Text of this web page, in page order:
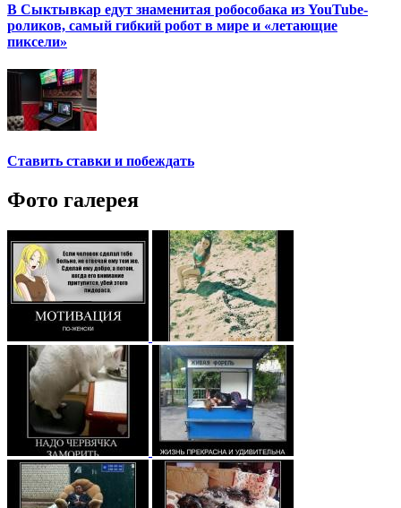
В Сыктывкар едут знаменитая робособака из YouTube-
роликов, самый гибкий робот в мире и «летающие
пиксели»
Ставить ставки и побеждать
Фото галерея